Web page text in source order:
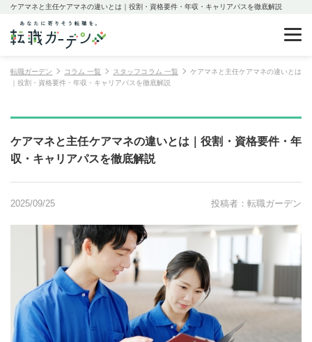
ケアマネと主任ケアマネの違いとは｜役割・資格要件・年収・キャリアパスを徹底解説
転職ガーデン コラム 一覧 スタッフコラム 一覧
ケアマネと主任ケアマネの違いとは
｜役割・資格要件・年収・キャリアパスを徹底解説
ケアマネと主任ケアマネの違いとは｜役割・資格要件・年
収・キャリアパスを徹底解説
2025/09/25 投稿者：転職ガーデン